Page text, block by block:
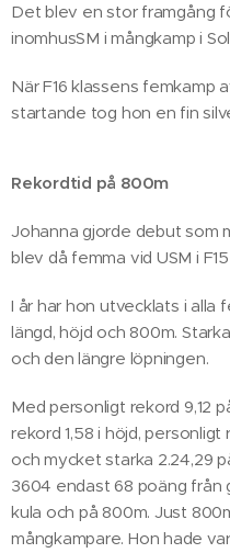
Det blev en stor framgång
inomhusSM i mångkamp i
När F16 klassens femkamp
startande tog hon en fin
Rekordtid på 800m
Johanna gjorde debut som
blev då femma vid USM i
I år har hon utvecklats i alla
längd, höjd och 800m.
och den längre löpningen.
Med personligt rekord 9,12
rekord 1,58 i höjd, personligt
och mycket starka 2.24,29
3604 endast 68 poäng från
kula och på 800m. Just
mångkampare. Hon hade